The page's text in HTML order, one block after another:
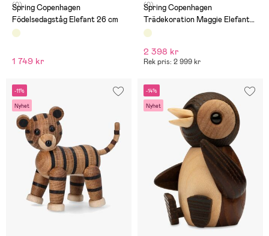
(0)
Spring Copenhagen
Födelsedagståg Elefant 26 cm
1 749 kr
(0)
Spring Copenhagen
Trädekoration Maggie Elefant
23,5 cm
2 398 kr
Rek pris: 2 999 kr
-11%
Nyhet
-14%
Nyhet